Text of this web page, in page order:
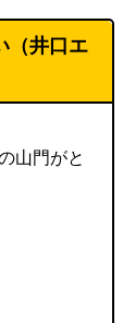
（井口エ
山門がと